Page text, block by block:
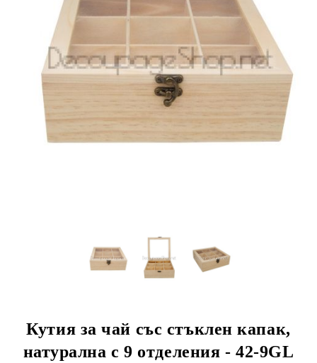
Кутия за чай със стъклен капак,
натурална с 9 отделения - 42-9GL